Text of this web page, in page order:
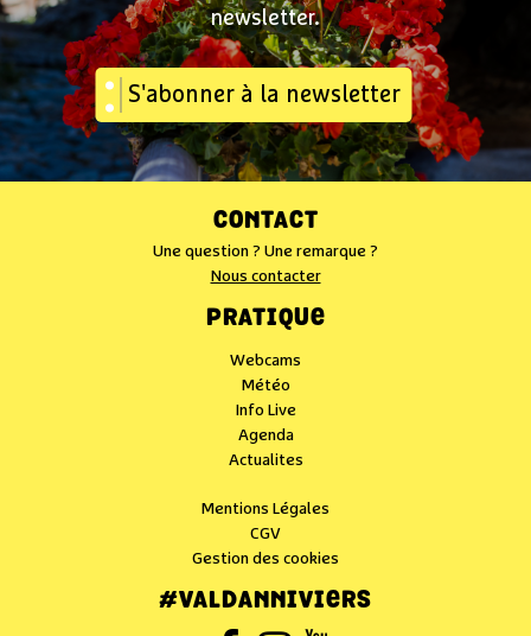
newsletter.
S'abonner à la newsletter
CONTACT
Une question ? Une remarque ?
Nous contacter
PRATIQUE
Webcams
Météo
Info Live
Agenda
Actualites
Mentions Légales
CGV
Gestion des cookies
#VALDANNIVIERS